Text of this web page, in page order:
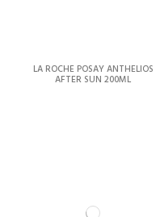
LA ROCHE POSAY ANTHELIOS
AFTER SUN 200ML